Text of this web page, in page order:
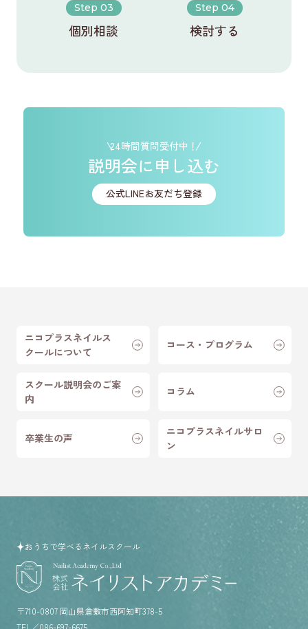
Step 03
個別相談
Step 04
検討する
24時間質問受付中！
説明会に申し込む
公式LINEお友だち登録
ニコプラスネイルス
クールについて
コース・プログラム
スクール説明会のご案
内
コラム
卒業生の声
ニコプラスネイルサロ
ン
おうちで学べるネイルスクール
住所／
〒710-0807 岡山県倉敷市西阿知町378-5